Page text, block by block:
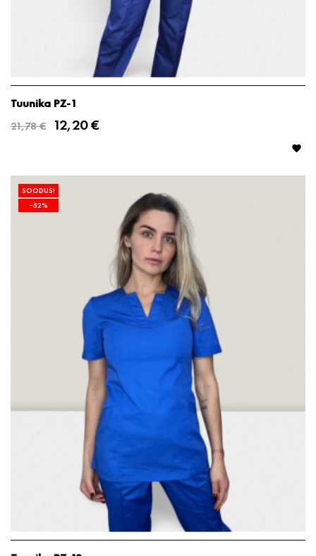
Tuunika PZ-1
21,78 €
12,20 €

SOODUS!
−52%